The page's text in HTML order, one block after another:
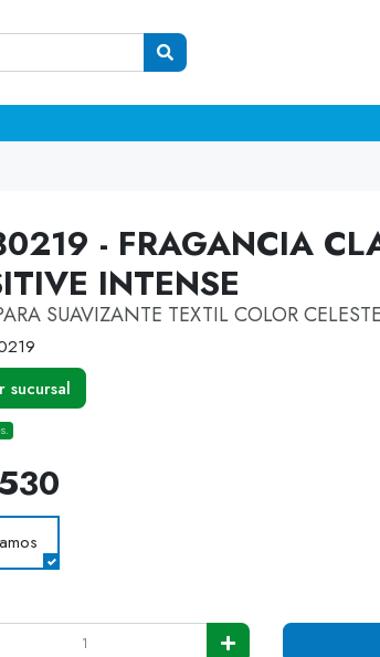
- FRAGANCIA
INTENSE
SUAVIZANTE TEXTIL COLOR CELESTE
sucursal